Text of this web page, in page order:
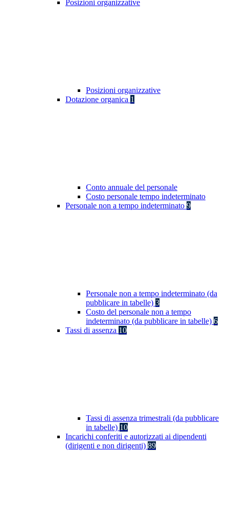
Posizioni organizzative
Posizioni organizzative
Dotazione organica 1
Conto annuale del personale
Costo personale tempo indeterminato
Personale non a tempo indeterminato 9
Personale non a tempo indeterminato (da
pubblicare in tabelle) 3
Costo del personale non a tempo
indeterminato (da pubblicare in tabelle) 6
Tassi di assenza 10
Tassi di assenza trimestrali (da pubblicare
in tabelle) 10
Incarichi conferiti e autorizzati ai dipendenti
(dirigenti e non dirigenti) 89